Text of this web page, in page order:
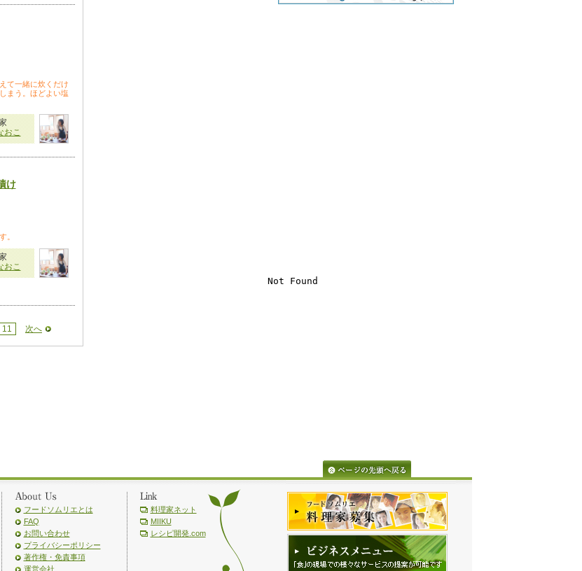
て一緒に炊くだけ
まう。ほどよい塩
おこ
け
。
おこ
11 次へ
フードソムリエとは
FAQ
お問い合わせ
プライバシーポリシー
著作権・免責事項
運営会社
料理家ネット
MIIKU
レシピ開発.com